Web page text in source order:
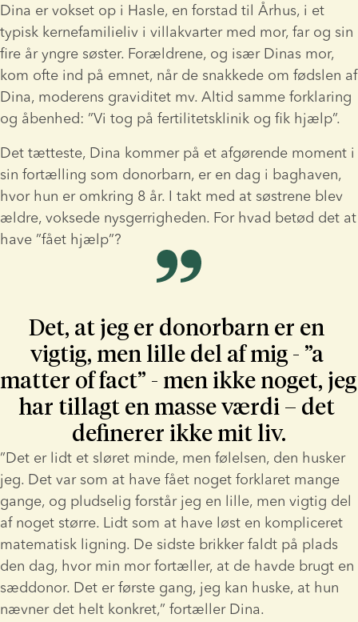
Dina er vokset op i Hasle, en forstad til Århus, i et
typisk kernefamilieliv i villakvarter med mor, far og sin
fire år yngre søster. Forældrene, og især Dinas mor,
kom ofte ind på emnet, når de snakkede om fødslen af
Dina, moderens graviditet mv. Altid samme forklaring
og åbenhed: ”Vi tog på fertilitetsklinik og fik hjælp”.
Det tætteste, Dina kommer på et afgørende moment i
sin fortælling som donorbarn, er en dag i baghaven,
hvor hun er omkring 8 år. I takt med at søstrene blev
ældre, voksede nysgerrigheden. For hvad betød det at
have ”fået hjælp”?
Det, at jeg er donorbarn er en
vigtig, men lille del af mig - ”a
matter of fact” - men ikke noget, jeg
har tillagt en masse værdi – det
definerer ikke mit liv.
”Det er lidt et sløret minde, men følelsen, den husker
jeg. Det var som at have fået noget forklaret mange
gange, og pludselig forstår jeg en lille, men vigtig del
af noget større. Lidt som at have løst en kompliceret
matematisk ligning. De sidste brikker faldt på plads
den dag, hvor min mor fortæller, at de havde brugt en
sæddonor. Det er første gang, jeg kan huske, at hun
nævner det helt konkret,” fortæller Dina.